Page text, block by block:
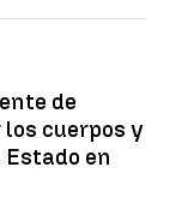
de
cuerpos y
en